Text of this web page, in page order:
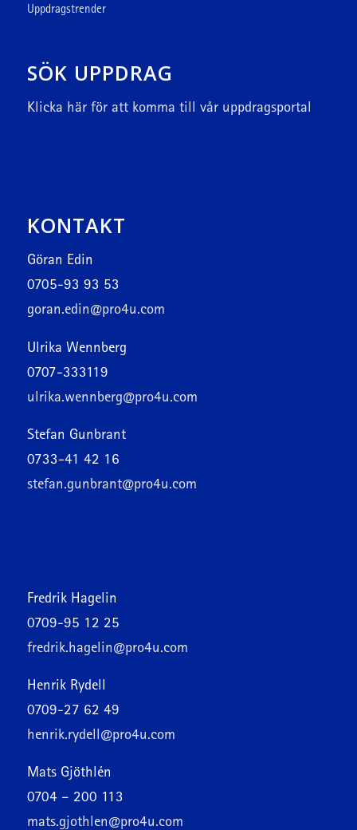
Uppdragstrender
SÖK UPPDRAG
Klicka härför att komma till vår uppdragsportal
KONTAKT
Göran Edin
0705-93 93 53
goran.edin@pro4u.com
Ulrika Wennberg
0707-333119
ulrika.wennberg@pro4u.com
Stefan Gunbrant
0733-41 42 16
stefan.gunbrant@pro4u.com
Fredrik Hagelin
0709-95 12 25
fredrik.hagelin@pro4u.com
Henrik Rydell
0709-27 62 49
henrik.rydell@pro4u.com
Mats Gjöthlén
0704 – 200 113
mats.gjothlen@pro4u.com